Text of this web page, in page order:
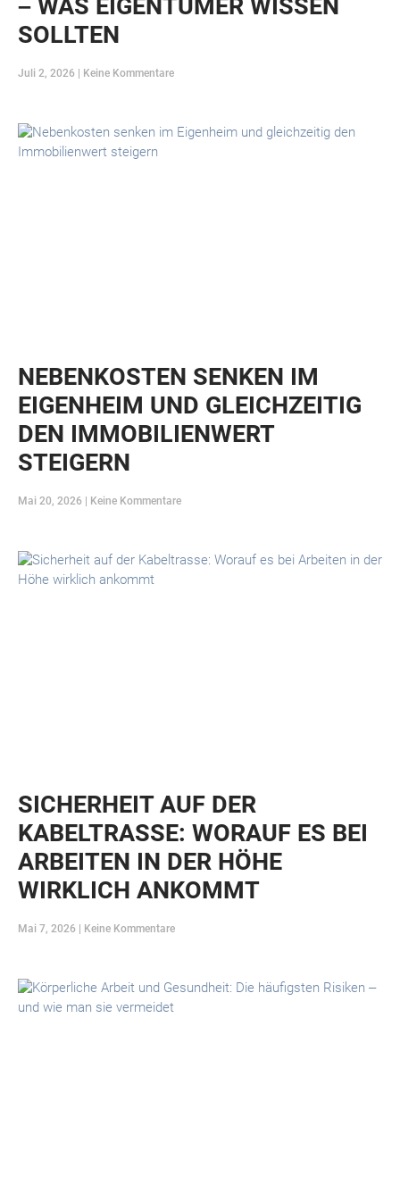
– WAS EIGENTÜMER WISSEN
SOLLTEN
Juli 2, 2026 Keine Kommentare
NEBENKOSTEN SENKEN IM
EIGENHEIM UND GLEICHZEITIG
DEN IMMOBILIENWERT
STEIGERN
Mai 20, 2026 Keine Kommentare
SICHERHEIT AUF DER
KABELTRASSE: WORAUF ES BEI
ARBEITEN IN DER HÖHE
WIRKLICH ANKOMMT
Mai 7, 2026 Keine Kommentare